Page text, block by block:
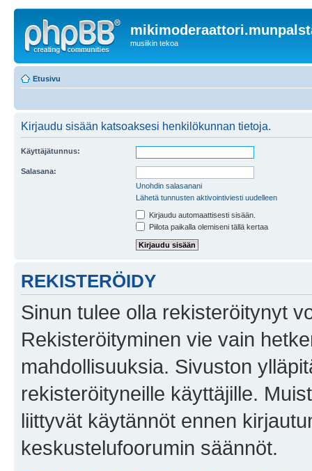
musiikin tekoa
Etusivu
Kirjaudu sisään katsoaksesi henkilökunnan tietoja.
Käyttäjätunnus:
Salasana:
Unohdin salasanani
Lähetä tunnusten aktivointiviesti uudelleen
Kirjaudu automaattisesti sisään.
Piilota paikalla olemiseni tällä kertaa
REKISTERÖIDY
Sinun tulee olla rekisteröitynyt
Rekisteröityminen vie vain
mahdollisuuksia. Sivuston
rekisteröityneille käyttäjille.
liittyvät käytännöt ennen
keskustelufoorumin säännöt.